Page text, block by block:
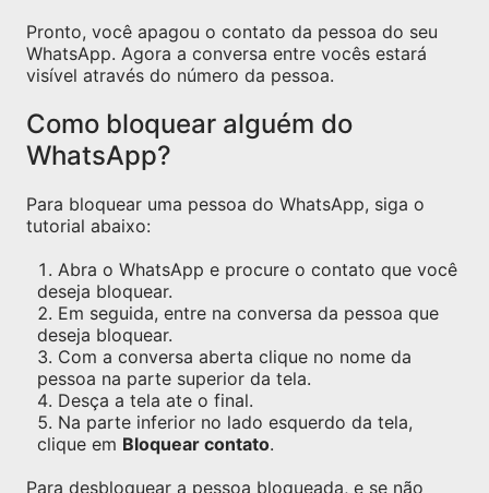
Pronto, você apagou o contato da pessoa do seu
WhatsApp. Agora a conversa entre vocês estará
visível através do número da pessoa.
Como bloquear alguém do
WhatsApp?
Para bloquear uma pessoa do WhatsApp, siga o
tutorial abaixo:
Abra o WhatsApp e procure o contato que você
deseja bloquear.
Em seguida, entre na conversa da pessoa que
deseja bloquear.
Com a conversa aberta clique no nome da
pessoa na parte superior da tela.
Desça a tela ate o final.
Na parte inferior no lado esquerdo da tela,
clique em Bloquear contato.
Para desbloquear a pessoa bloqueada, e se não